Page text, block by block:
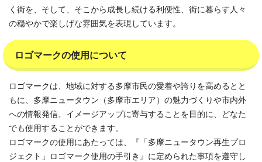
く街を、そして、そこから成長し続ける利便性、街に暮らす人々
の穏やかで楽しげな雰囲気を表現しています。
ロゴマークの使用について
ロゴマークは、地域に対する多摩市民の愛着や誇りを高めるとと
もに、多摩ニュータウン（多摩市エリア）の魅力づくりや市内外
への情報発信、イメージアップに寄与することを目的に、どなた
でも使用することができます。
ロゴマークの使用にあたっては、『「多摩ニュータウン再生プロ
ジェクト」ロゴマーク使用の手引き』に定められた事項を遵守し